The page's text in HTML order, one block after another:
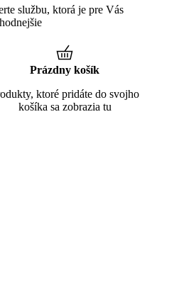
službu, ktorá je pre Vás
Prázdny košík
ktoré pridáte do svojho
košíka sa zobrazia tu